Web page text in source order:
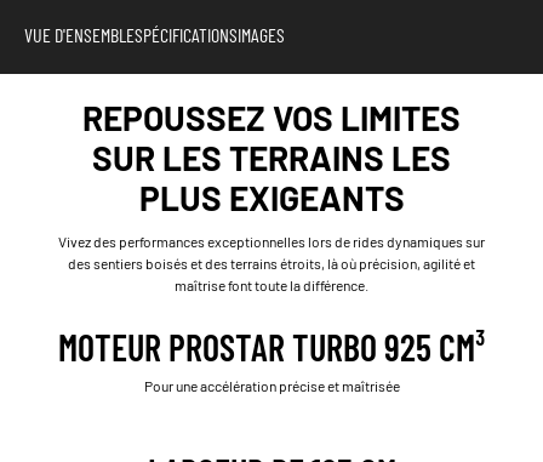
VUE D'ENSEMBLESPÉCIFICATIONSIMAGES
REPOUSSEZ VOS LIMITES
SUR LES TERRAINS LES
PLUS EXIGEANTS
Vivez des performances exceptionnelles lors de rides dynamiques sur
des sentiers boisés et des terrains étroits, là où précision, agilité et
maîtrise font toute la différence.
MOTEUR PROSTAR TURBO 925 CM³
Pour une accélération précise et maîtrisée